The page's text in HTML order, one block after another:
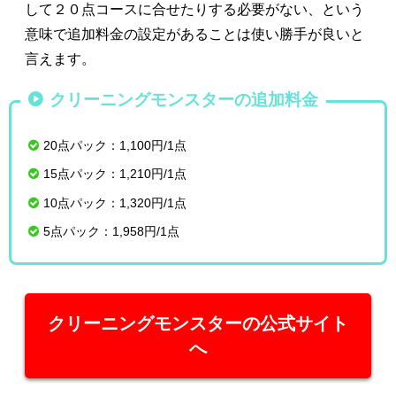
して２０点コースに合せたりする必要がない、という
意味で追加料金の設定があることは使い勝手が良いと
言えます。
クリーニングモンスターの追加料金
20点パック：1,100円/1点
15点パック：1,210円/1点
10点パック：1,320円/1点
5点パック：1,958円/1点
クリーニングモンスターの公式サイト
へ